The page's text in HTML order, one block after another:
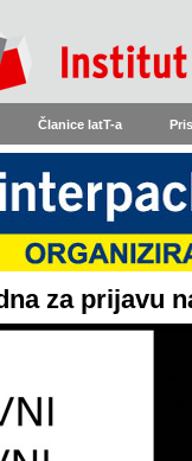
Članice IatT-a
za prijavu